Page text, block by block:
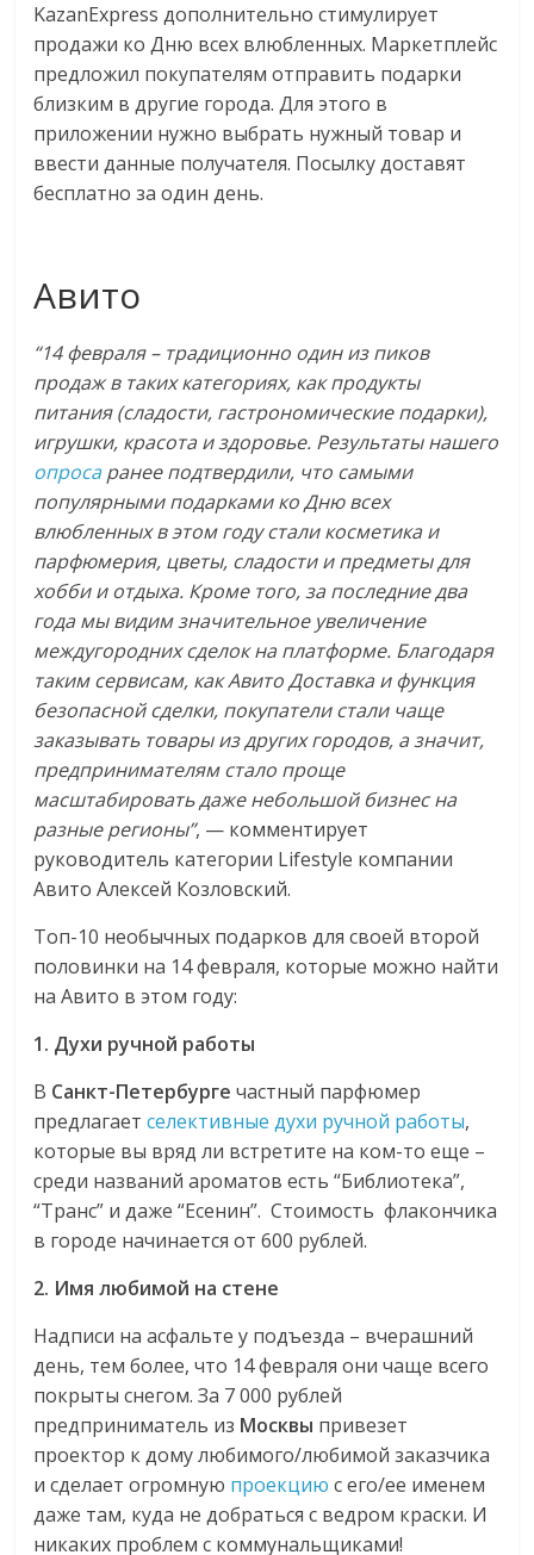
читателем.
KazanExpress дополнительно стимулирует
продажи ко Дню всех влюбленных. Маркетплейс
предложил покупателям отправить подарки
близким в другие города. Для этого в
приложении нужно выбрать нужный товар и
ввести данные получателя. Посылку доставят
бесплатно за один день.
Авито
“14 февраля – традиционно один из пиков
продаж в таких категориях, как продукты
питания (сладости, гастрономические подарки),
игрушки, красота и здоровье. Результаты нашего
опросаранее подтвердили, что самыми
популярными подарками ко Дню всех
влюбленных в этом году стали косметика и
парфюмерия, цветы, сладости и предметы для
хобби и отдыха. Кроме того, за последние два
года мы видим значительное увеличение
междугородних сделок на платформе. Благодаря
таким сервисам, как Авито Доставка и функция
безопасной сделки, покупатели стали чаще
заказывать товары из других городов, а значит,
предпринимателям стало проще
масштабировать даже небольшой бизнес на
разные регионы”, — комментирует
руководитель категории Lifestyle компании
Авито Алексей Козловский.
Топ-10 необычных подарков для своей второй
половинки на 14 февраля, которые можно найти
на Авито в этом году:
1. Духи ручной работы
В Санкт-Петербурге частный парфюмер
предлагаетселективные духи ручной работы,
которые вы вряд ли встретите на ком-то еще –
среди названий ароматов есть “Библиотека”,
“Транс” и даже “Есенин”. Стоимость флакончика
в городе начинается от 600 рублей.
2. Имя любимой на стене
Надписи на асфальте у подъезда – вчерашний
день, тем более, что 14 февраля они чаще всего
покрыты снегом. За 7 000 рублей
предприниматель из Москвы привезет
проектор к дому любимого/любимой заказчика
и сделает огромную проекцию с его/ее именем
даже там, куда не добраться с ведром краски. И
никаких проблем с коммунальщиками!